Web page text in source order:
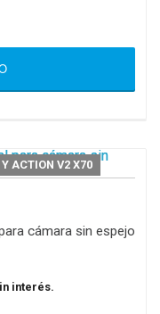
ACTION V2 X70
cámara sin espejo
interés.